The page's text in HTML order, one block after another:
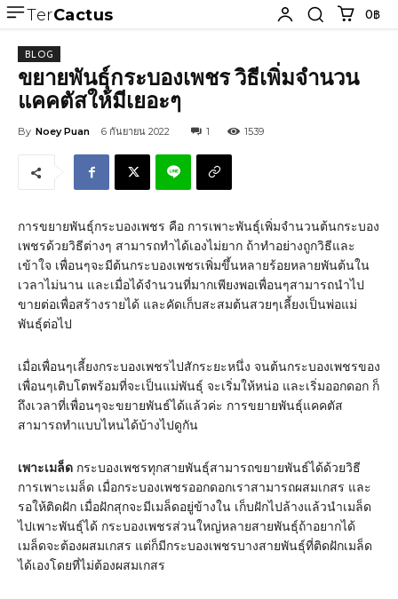
TerCactus 0฿
BLOG
ขยายพันธุ์กระบองเพชร วิธีเพิ่มจำนวน
แคคตัสให้มีเยอะๆ
By Noey Puan 6 กันยายน 2022 1 1539
การขยายพันธุ์กระบองเพชร คือ การเพาะพันธุ์เพิ่มจำนวนต้นกระบอง
เพชรด้วยวิธีต่างๆ สามารถทำได้เองไม่ยาก ถ้าทำอย่างถูกวิธีและ
เข้าใจ เพื่อนๆจะมีต้นกระบองเพชรเพิ่มขึ้นหลายร้อยหลายพันต้นใน
เวลาไม่นาน และเมื่อได้จำนวนที่มากเพียงพอเพื่อนๆสามารถนำไป
ขายต่อเพื่อสร้างรายได้ และคัดเก็บสะสมต้นสวยๆเลี้ยงเป็นพ่อแม่
พันธุ์ต่อไป
เมื่อเพื่อนๆเลี้ยงกระบองเพชรไปสักระยะหนึ่ง จนต้นกระบองเพชรของ
เพื่อนๆเติบโตพร้อมที่จะเป็นแม่พันธุ์ จะเริ่มให้หน่อ และเริ่มออกดอก ก็
ถึงเวลาที่เพื่อนๆจะขยายพันธ์ได้แล้วค่ะ การขยายพันธ์ุแคคตัส
สามารถทำแบบไหนได้บ้างไปดูกัน
เพาะเมล็ด กระบองเพชรทุกสายพันธุ์สามารถขยายพันธ์ได้ด้วยวิธี
การเพาะเมล็ด เมื่อกระบองเพชรออกดอกเราสามารถผสมเกสร และ
รอให้ติดฝัก เมื่อฝักสุกจะมีเมล็ดอยู่ข้างใน เก็บฝักไปล้างแล้วนำเมล็ด
ไปเพาะพันธุ์ได้ กระบองเพชรส่วนใหญ่หลายสายพันธุ์ถ้าอยากได้
เมล็ดจะต้องผสมเกสร แต่ก็มีกระบองเพชรบางสายพันธุ์ที่ติดฝักเมล็ด
ได้เองโดยที่ไม่ต้องผสมเกสร